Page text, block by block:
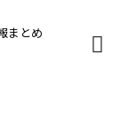
まとめ